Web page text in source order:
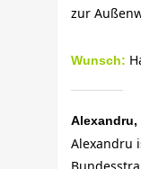
zur
Wunsch:
Alexandru,
Alexandru